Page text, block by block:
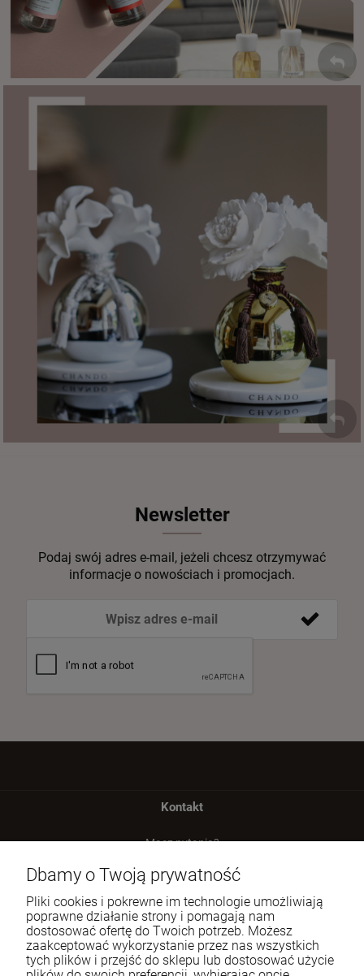
Newsletter
Podaj swój adres e-mail, jeżeli chcesz otrzymywać
informacje o nowościach i promocjach.
Kontakt
Masz pytania?
E-mail: zamowienia@homeperfume.pl
Pomoc
Dbamy o Twoją prywatność
Pliki cookies i pokrewne im technologie umożliwiają
poprawne działanie strony i pomagają nam
dostosować ofertę do Twoich potrzeb. Możesz
zaakceptować wykorzystanie przez nas wszystkich
tych plików i przejść do sklepu lub dostosować użycie